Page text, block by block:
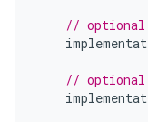
// optional
// optional